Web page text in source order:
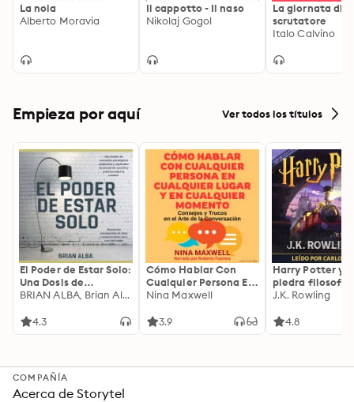
La noia
Alberto Moravia
Il cappotto - Il naso
Nikolaj Gogol
La giornata di
scrutatore
Italo Calvino
Empieza por aquí Ver todos los títulos
El Poder de Estar Solo:
Una Dosis de
Motivación
Ideas Revolucionarias
BRIAN ALBA, Brian Alba
4.3
Cómo Hablar Con
Cualquier Persona En
Cualquier Lugar Y En
Nina Maxwell
3.9
Harry Potter y
piedra filosofal
J.K. Rowling
4.8
COMPAÑÍA
Acerca de Storytel